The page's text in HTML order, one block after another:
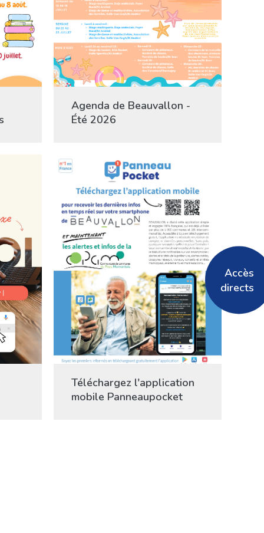
Accès
directs
Agenda de Beauvallon -
Été 2026
Téléchargez l'application
mobile Panneaupocket